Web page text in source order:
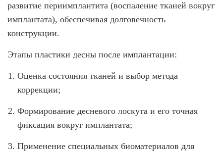
развитие периимплантита (воспаление тканей вокруг
имплантата), обеспечивая долговечность
конструкции.
Этапы пластики десны после имплантации:
Оценка состояния тканей и выбор метода
коррекции;
Формирование десневого лоскута и его точная
фиксация вокруг имплантата;
Применение специальных биоматериалов для